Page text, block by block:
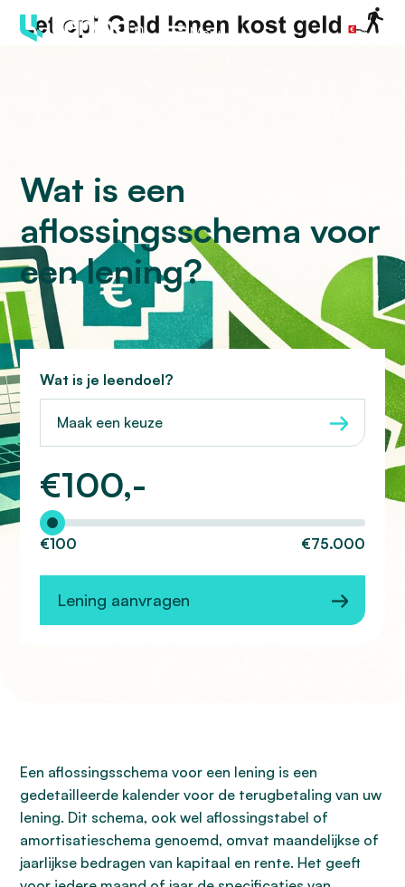
Menu
Wat is een
aflossingsschema voor
een lening?
Wat is je leendoel?
Maak een keuze
€100,-
Hoeveel wilt u lenen?
€100 €75.000
Lening aanvragen
Een aflossingsschema voor een lening is een
gedetailleerde kalender voor de terugbetaling van uw
lening. Dit schema, ook wel aflossingstabel of
amortisatieschema genoemd, omvat maandelijkse of
jaarlijkse bedragen van kapitaal en rente. Het geeft